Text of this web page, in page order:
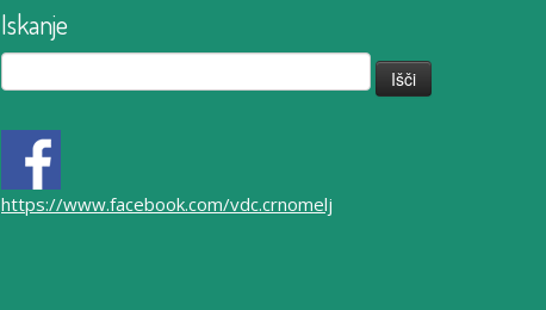
Iskanje
https://www.facebook.com/vdc.crnomelj